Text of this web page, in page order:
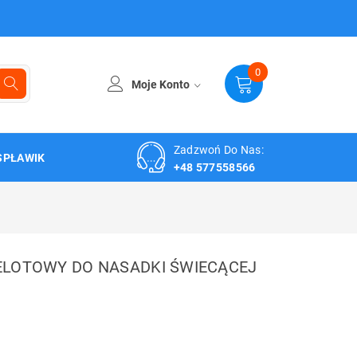
0
Moje Konto
Zadzwoń Do Nas:
+48 577558566
DO NASADKI ŚWIECĄCEJ